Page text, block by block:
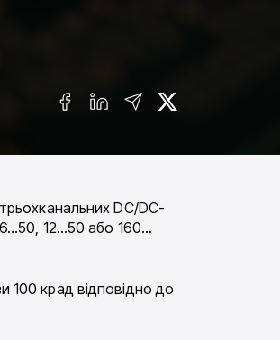
DC/DC-
12…50 або 160…
100 крад відповідно до